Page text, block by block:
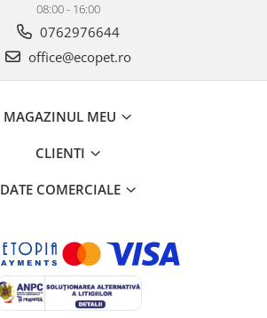
08:00 - 16:00
0762976644
office@ecopet.ro
MAGAZINUL MEU
CLIENTI
DATE COMERCIALE